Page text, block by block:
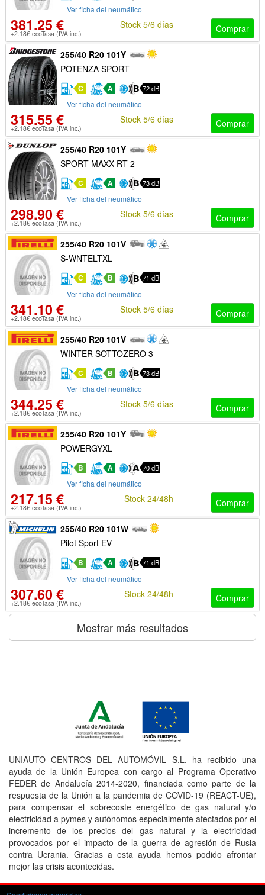
Ver ficha del neumático
381.25 €
+2.18€ ecoTasa (IVA inc.) Comprar
Stock 5/6 días
255/40 R20 101Y
POTENZA SPORT
C A 72 dB
Ver ficha del neumático
315.55 €
+2.18€ ecoTasa (IVA inc.) Comprar
Stock 5/6 días
255/40 R20 101Y
SPORT MAXX RT 2
C A 73 dB
Ver ficha del neumático
298.90 €
+2.18€ ecoTasa (IVA inc.) Comprar
Stock 5/6 días
255/40 R20 101V
S-WNTELTXL
C B 71 dB
Ver ficha del neumático
341.10 €
+2.18€ ecoTasa (IVA inc.) Comprar
Stock 5/6 días
255/40 R20 101V
WINTER SOTTOZERO 3
C B 73 dB
Ver ficha del neumático
344.25 €
+2.18€ ecoTasa (IVA inc.) Comprar
Stock 5/6 días
255/40 R20 101Y
POWERGYXL
B A 70 dB
Ver ficha del neumático
217.15 €
+2.18€ ecoTasa (IVA inc.) Comprar
Stock 24/48h
255/40 R20 101W
Pilot Sport EV
B A 71 dB
Ver ficha del neumático
307.60 €
+2.18€ ecoTasa (IVA inc.) Comprar
Stock 24/48h
Mostrar más resultados
UNIAUTO CENTROS DEL AUTOMÓVIL S.L. ha recibido una
ayuda de la Unión Europea con cargo al Programa Operativo
FEDER de Andalucía 2014-2020, financiada como parte de la
respuesta de la Unión a la pandemia de COVID-19 (REACT-UE),
para compensar el sobrecoste energético de gas natural y/o
electricidad a pymes y autónomos especialmente afectados por el
incremento de los precios del gas natural y la electricidad
provocados por el impacto de la guerra de agresión de Rusia
contra Ucrania. Gracias a esta ayuda hemos podido afrontar
mejor las crisis acontecidas.